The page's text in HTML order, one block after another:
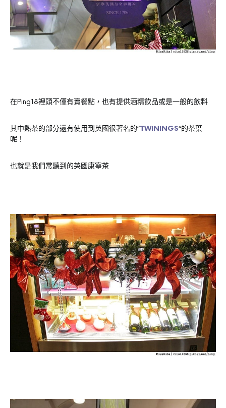
在Ping18裡頭不僅有賣餐點，也有提供酒精飲品或是一般的飲料
其中熱茶的部分還有使用到英國很著名的”TWININGS“的茶葉
呢！
也就是我們常聽到的英國康寧茶